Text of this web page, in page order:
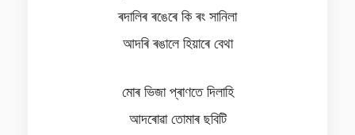
ৰদালিৰ ৰঙেৰে কি ৰং সানিলা
আদৰি ৰঙালে হিয়াৰে বেথা
মোৰ ভিজা প্ৰাণতে দিলাহি
আদৰোৱা তোমাৰ ছবিটি